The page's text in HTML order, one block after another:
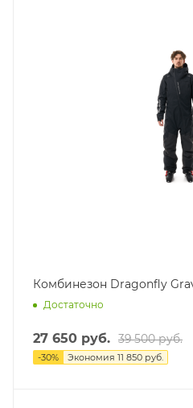
Комбинезон Dragonfly
Достаточно
27 650 руб. 39 500руб.
-30% Экономия 11 850 руб.